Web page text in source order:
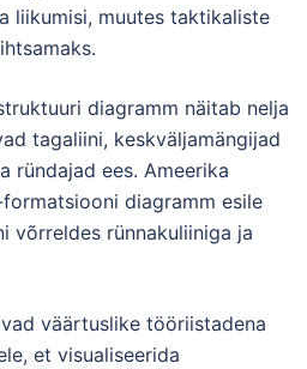
liikumisi, muutes taktikaliste
diagramm näitab nelja
tagaliini, keskväljamängijad
ründajad ees. Ameerika
diagramm esile
võrreldes rünnakuliiniga ja
väärtuslike tööriistadena
et visualiseerida